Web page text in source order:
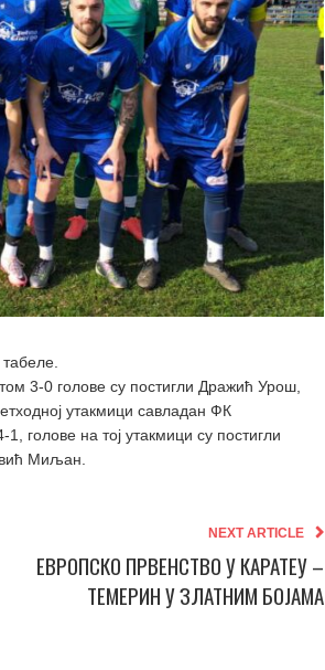
3-0 голове су постигли Дражић Урош,
утакмици савладан ФК
голове на тој утакмици су постигли
Миљан.
NEXT ARTICLE
ЕВРОПСКО ПРВЕНСТВО У КАРАТЕУ –
ТЕМЕРИН У ЗЛАТНИМ БОЈАМА